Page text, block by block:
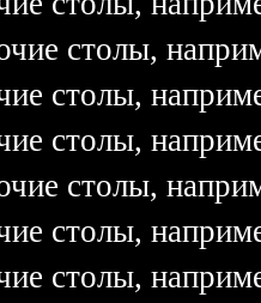
столы,
столы,
столы,
столы,
столы,
столы,